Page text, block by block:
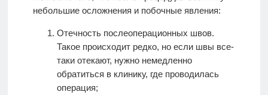
небольшие осложнения и побочные явления:
Отечность послеоперационных швов.
Такое происходит редко, но если швы все-
таки отекают, нужно немедленно
обратиться в клинику, где проводилась
операция;